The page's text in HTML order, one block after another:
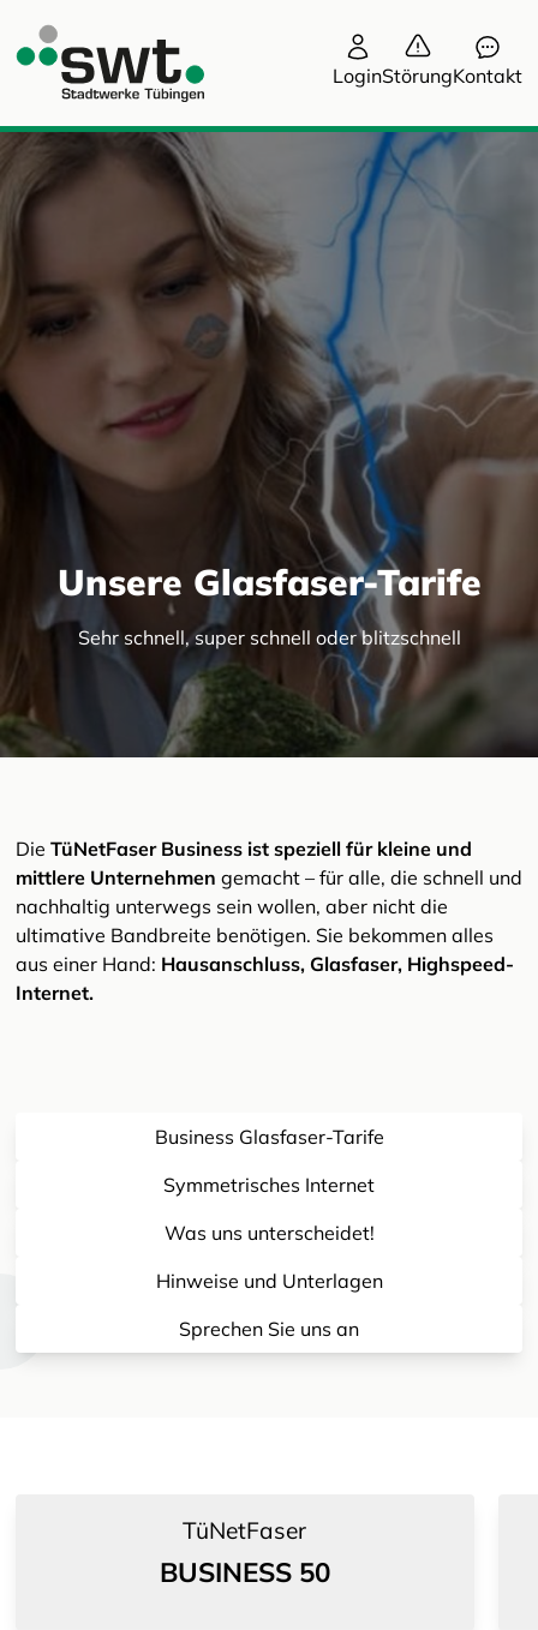
LoginStörungKontakt
Unsere Glasfaser-Tarife
Sehr schnell, super schnell oder blitzschnell
Die TüNetFaser Business ist speziell für kleine und
mittlere Unternehmen gemacht – für alle, die schnell und
nachhaltig unterwegs sein wollen, aber nicht die
ultimative Bandbreite benötigen. Sie bekommen alles
aus einer Hand: Hausanschluss, Glasfaser, Highspeed-
Internet.
Business Glasfaser-Tarife
Symmetrisches Internet
Was uns unterscheidet!
Hinweise und Unterlagen
Sprechen Sie uns an
TüNetFaser
BUSINESS 50